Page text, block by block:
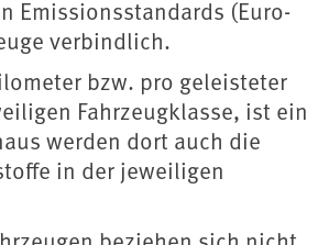
Emissionsstandards (Euro-
verbindlich.
bzw. pro geleisteter
Fahrzeugklasse, ist ein
werden dort auch die
in der jeweiligen